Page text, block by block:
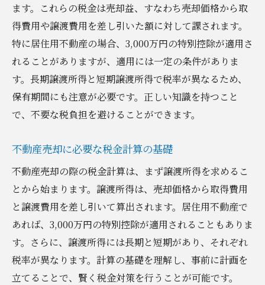
不動産売却での税金を抑える方法
不動産売却の税金に関する要点を解説
税金計算をスムーズに進める秘訣
群馬県での不動産売却と税金の注意点
群馬県特有の不動産税金の対策
群馬で不動産売却時の税金を抑える方策
群馬県の不動産売却における税金知識
不動産売却における地域別税金の考慮
群馬県での不動産税金の落とし穴
不動産売却における税金計算の重要性
不動産売却の前に知っておくべき税金計算
税金計算が不動産売却に与える影響
不動産売却での税金計算の要点
ます。これらの税金は売却益、すなわち売却価格から取
得費用や譲渡費用を差し引いた額に対して課されます。
特に居住用不動産の場合、3,000万円の特別控除が適用さ
れることがありますが、適用には一定の条件がありま
す。長期譲渡所得と短期譲渡所得で税率が異なるため、
保有期間にも注意が必要です。正しい知識を持つこと
で、不要な税負担を避けることができます。
不動産売却に必要な税金計算の基礎
不動産売却の際の税金計算は、まず譲渡所得を求めるこ
とから始まります。譲渡所得は、売却価格から取得費用
と譲渡費用を差し引いて算出されます。居住用不動産で
あれば、3,000万円の特別控除が適用されることもありま
す。さらに、譲渡所得には長期と短期があり、それぞれ
税率が異なります。計算の基礎を理解し、事前に計画を
立てることで、賢く税金対策を行うことが可能です。